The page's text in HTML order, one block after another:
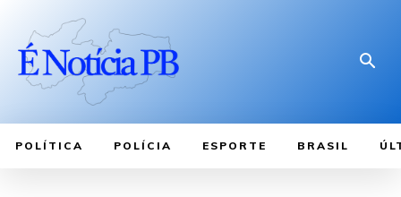
POLÍTICA POLÍCIA ESPORTE BRASIL